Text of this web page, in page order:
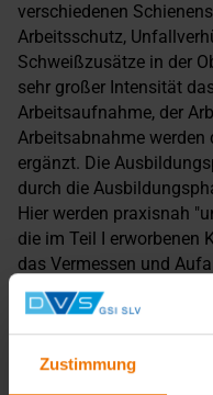
Zustimmung
verschiedenen
Arbeitsschutz,
Schweißzusätze in der
sehr großer Intensität
Arbeitsaufnahme, der
Arbeitsabnahme werden
ergänzt. Die
durch die
Hier werden praxisnah
die im Teil I erworbenen
das Vermessen und
Weichenbereich.
schleiftechnische
oder das Richten mit der
Lehrgangsteilnehmern